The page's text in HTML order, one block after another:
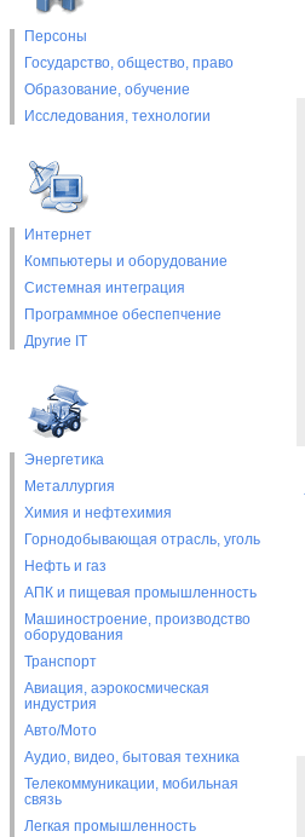
Персоны
Государство, общество, право
Образование, обучение
Исследования, технологии
Интернет
Компьютеры и оборудование
Системная интеграция
Программное обеспепчение
Другие IT
Энергетика
Металлургия
Химия и нефтехимия
Горнодобывающая отрасль, уголь
Нефть и газ
АПК и пищевая промышленность
Машиностроение, производство
оборудования
Транспорт
Авиация, аэрокосмическая
индустрия
Авто/Мото
Аудио, видео, бытовая техника
Телекоммуникации, мобильная
связь
Легкая промышленность